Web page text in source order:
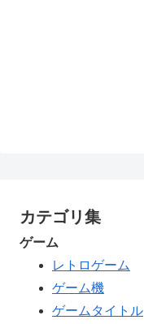
カテゴリ集
ゲーム
レトロゲーム
ゲーム機
ゲームタイトル